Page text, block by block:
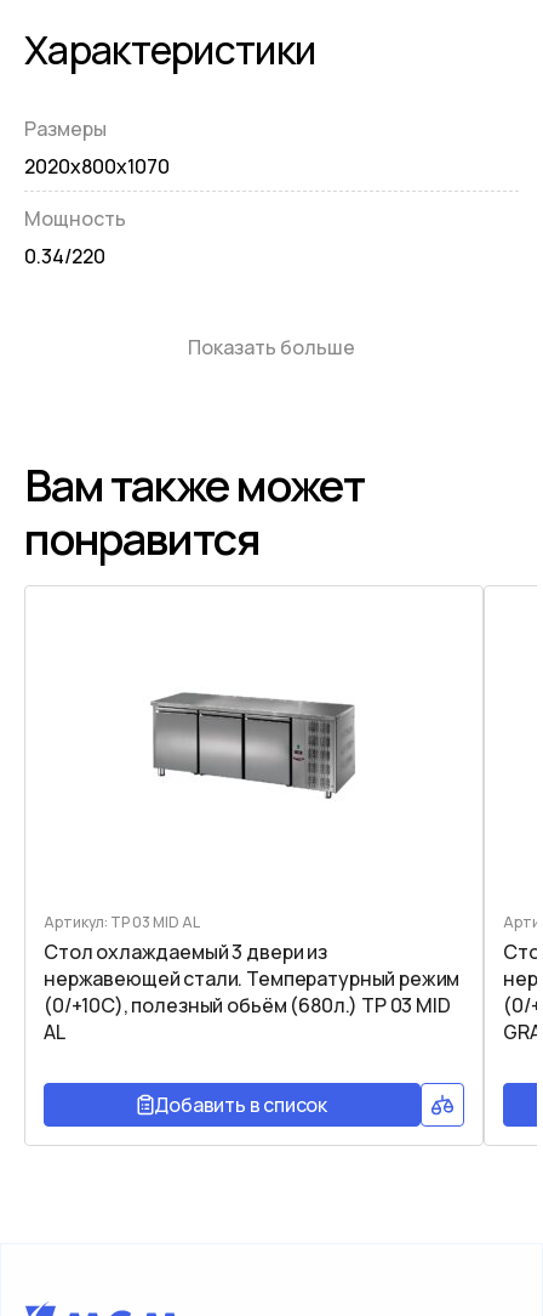
Характеристики
Размеры
2020x800x1070
Мощность
0.34/220
Показать больше
Вам также может
понравится
Артикул: TP 03 MID AL
Стол охлаждаемый 3 двери из
нержавеющей стали. Температурный режим
(0/+10C), полезный обьём (680л.) TP 03 MID
AL
Добавить в список
(0/
GRA